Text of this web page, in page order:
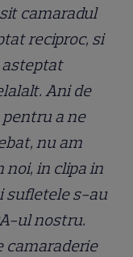
camaradul
reciproc, si
asteptat
Ani de
a ne
nu am
noi, in clipa in
sufletele s-au
ul nostru.
camaraderie